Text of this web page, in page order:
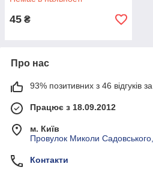
45 ₴
Про нас
93% позитивних з 46 відгуків за
Працює з 18.09.2012
м. Київ
Провулок Миколи
Контакти